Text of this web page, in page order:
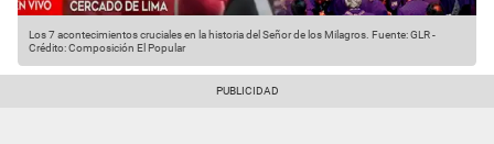
Los 7 acontecimientos cruciales en la historia del Señor de los Milagros. Fuente: GLR-
Crédito: Composición El Popular